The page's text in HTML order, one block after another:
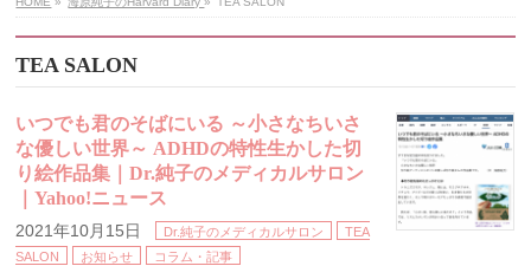
TEA SALON
いつでも君のそばにいる ～小さなちいさ
な優しい世界～ ADHDの特性生かした切
り絵作品集｜Dr.純子のメディカルサロン
｜Yahoo!ニュース
2021年10月15日 Dr.純子のメディカルサロン
TEA
SALON
お知らせ コラム・記事